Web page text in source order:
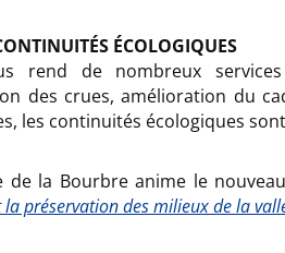
ÉCOLOGIQUES
rend de nombreux
des crues, amélioration du
les continuités écologiques
de la Bourbre anime le
préservation des milieux de la